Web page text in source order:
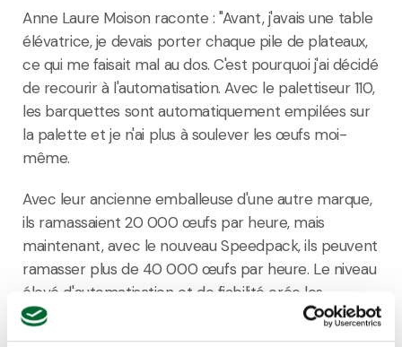
Anne Laure Moison raconte : "Avant, j'avais une table
élévatrice, je devais porter chaque pile de plateaux,
ce qui me faisait mal au dos. C'est pourquoi j'ai décidé
de recourir à l'automatisation. Avec le palettiseur 110,
les barquettes sont automatiquement empilées sur
la palette et je n'ai plus à soulever les œufs moi-
même.
Avec leur ancienne emballeuse d'une autre marque,
ils ramassaient 20 000 œufs par heure, mais
maintenant, avec le nouveau Speedpack, ils peuvent
ramasser plus de 40 000 œufs par heure. Le niveau
élevé d'automatisation et de fiabilité crée les
conditions idéales pour un travail d'emballage parfait.